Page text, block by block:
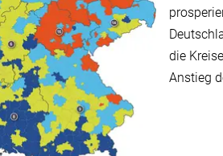
die
Anstieg